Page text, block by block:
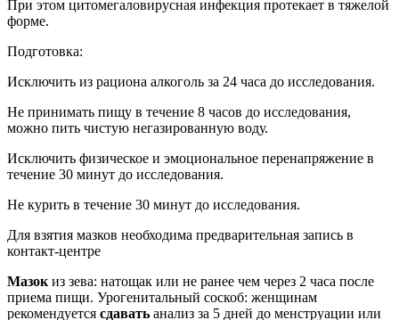
При этом цитомегаловирусная инфекция протекает в тяжелой
форме.
Подготовка:
Исключить из рациона алкоголь за 24 часа до исследования.
Не принимать пищу в течение 8 часов до исследования,
можно пить чистую негазированную воду.
Исключить физическое и эмоциональное перенапряжение в
течение 30 минут до исследования.
Не курить в течение 30 минут до исследования.
Для взятия мазков необходима предварительная запись в
контакт-центре
Мазок из зева: натощак или не ранее чем через 2 часа после
приема пищи. Урогенитальный соскоб: женщинам
рекомендуется сдавать анализ за 5 дней до менструации или